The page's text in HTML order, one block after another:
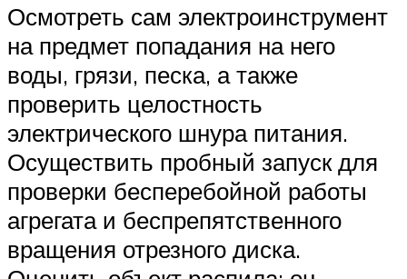
Осмотреть сам электроинструмент
на предмет попадания на него
воды, грязи, песка, а также
проверить целостность
электрического шнура питания.
Осуществить пробный запуск для
проверки бесперебойной работы
агрегата и беспрепятственного
вращения отрезного диска.